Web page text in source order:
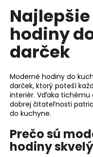
hodiny
darček
Moderné hodiny do
darček, ktorý poteší
interiér. Vďaka tichému
dobrej čitateľnosti
do kuchyne.
Prečo sú
hodiny
e
b
u
j
t
e
n
á
j
s
ť